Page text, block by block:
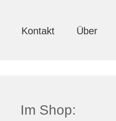
Kontakt Über
Im Shop: